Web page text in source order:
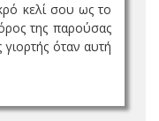
κελί σου ως το
της παρούσας
όταν αυτή